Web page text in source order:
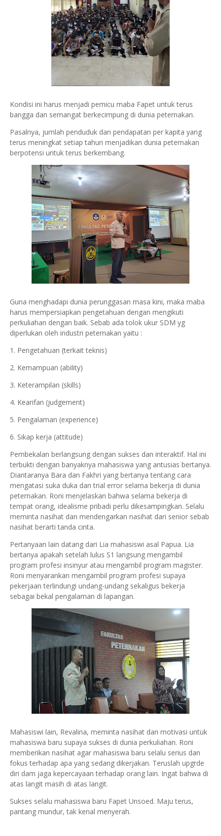
Kondisi ini harus menjadi pemicu maba Fapet untuk terus
bangga dan semangat berkecimpung di dunia peternakan.
Pasalnya, jumlah penduduk dan pendapatan per kapita yang
terus meningkat setiap tahun menjadikan dunia peternakan
berpotensi untuk terus berkembang.
Guna menghadapi dunia perunggasan masa kini, maka maba
harus mempersiapkan pengetahuan dengan mengikuti
perkuliahan dengan baik. Sebab ada tolok ukur SDM yg
diperlukan oleh industri peternakan yaitu :
1. Pengetahuan (terkait teknis)
2. Kemampuan (ability)
3. Keterampilan (skills)
4. Kearifan (judgement)
5. Pengalaman (experience)
6. Sikap kerja (attitude)
Pembekalan berlangsung dengan sukses dan interaktif. Hal ini
terbukti dengan banyaknya mahasiswa yang antusias bertanya.
Diantaranya Bara dan Fakhri yang bertanya tentang cara
mengatasi suka duka dan trial error selama bekerja di dunia
peternakan. Roni menjelaskan bahwa selama bekerja di
tempat orang, idealisme pribadi perlu dikesampingkan. Selalu
meminta nasihat dan mendengarkan nasihat dari senior sebab
nasihat berarti tanda cinta.
Pertanyaan lain datang dari Lia mahasiswi asal Papua. Lia
bertanya apakah setelah lulus S1 langsung mengambil
program profesi insinyur atau mengambil program magister.
Roni menyarankan mengambil program profesi supaya
pekerjaan terlindungi undang-undang sekaligus bekerja
sebagai bekal pengalaman di lapangan.
Mahasiswi lain, Revalina, meminta nasihat dan motivasi untuk
mahasiswa baru supaya sukses di dunia perkuliahan. Roni
memberikan nasihat agar mahasiswa baru selalu serius dan
fokus terhadap apa yang sedang dikerjakan. Teruslah upgrde
diri dam jaga kepercayaan terhadap orang lain. Ingat bahwa di
atas langit masih di atas langit.
Sukses selalu mahasiswa baru Fapet Unsoed. Maju terus,
pantang mundur, tak kenal menyerah.